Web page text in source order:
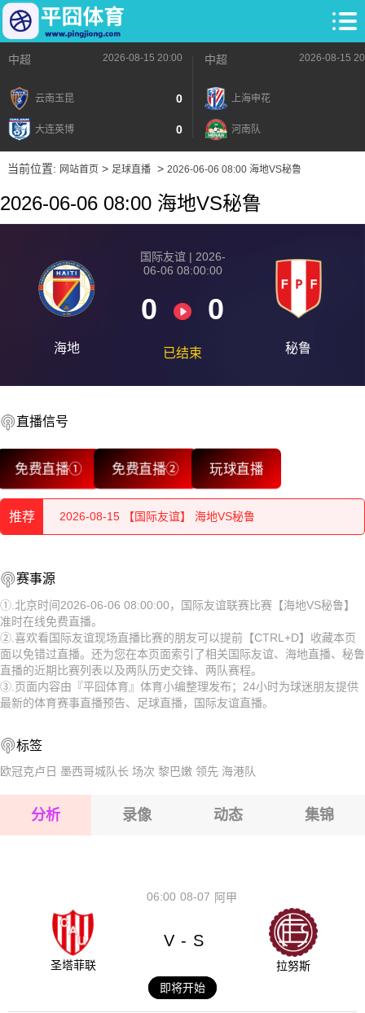
中超 2026-08-15 20:00
云南玉昆 0
大连英博 0
中超 2026-08-15
上海申花
河南队
当前位置: 网站首页> 足球直播> 2026-06-06 08:00 海地VS秘鲁
2026-06-06 08:00 海地VS秘鲁
海地
国际友谊 | 2026-
06-06 08:00:00
0 0
已结束 秘鲁
直播信号
免费直播① 免费直播② 玩球直播
推荐
2026-08-15 【国际友谊】 海地VS秘鲁
2026-08-15 【国际友谊】 海地VS秘鲁
2026-08-15 【国际友谊】 海地VS秘鲁
2026-08-15 【国际友谊】 海地VS秘鲁
2026-08-15 【国际友谊】 海地VS秘鲁
2026-08-15 【国际友谊】 海地VS秘鲁
2026-08-15 【国际友谊】 海地VS秘鲁
2026-08-15 【国际友谊】 海地VS秘鲁
2026-08-15 【国际友谊】 海地VS秘鲁
2026-08-15 【国际友谊】 海地VS秘鲁
赛事源
①.北京时间2026-06-06 08:00:00，国际友谊联赛比赛【海地VS秘鲁】
准时在线免费直播。
②.喜欢看国际友谊现场直播比赛的朋友可以提前【CTRL+D】收藏本页
面以免错过直播。还为您在本页面索引了相关国际友谊、海地直播、秘鲁
直播的近期比赛列表以及两队历史交锋、两队赛程。
③.页面内容由『平囧体育』体育小编整理发布；24小时为球迷朋友提供
最新的体育赛事直播预告、足球直播，国际友谊直播。
标签
欧冠克卢日 墨西哥城队长 场次 黎巴嫩 领先 海港队
分析 录像 动态 集锦
08-07
06:00 阿甲
圣塔菲联
V - S
拉努斯
即将开始